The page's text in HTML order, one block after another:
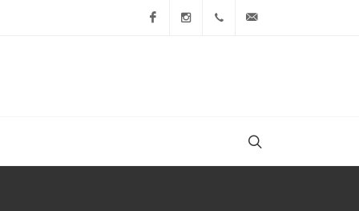
FacebookInstagram+54 9 236 465-4833